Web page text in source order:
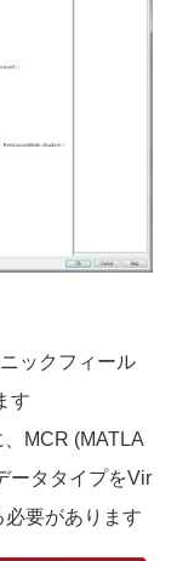
ックフィール
す
MCR (MATLA
ータタイプをVir
必要があります